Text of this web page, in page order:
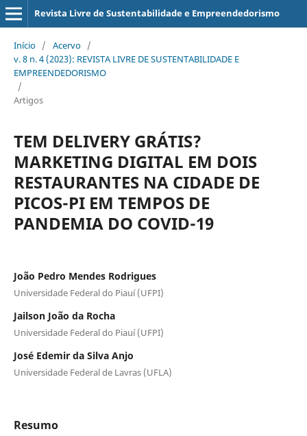
Revista Livre de Sustentabilidade e Empreendedorismo
Início / Acervo /
v. 8 n. 4 (2023): REVISTA LIVRE DE SUSTENTABILIDADE E
EMPREENDEDORISMO
/
Artigos
TEM DELIVERY GRÁTIS?
MARKETING DIGITAL EM DOIS
RESTAURANTES NA CIDADE DE
PICOS-PI EM TEMPOS DE
PANDEMIA DO COVID-19
João Pedro Mendes Rodrigues
Universidade Federal do Piauí (UFPI)
Jailson João da Rocha
Universidade Federal do Piauí (UFPI)
José Edemir da Silva Anjo
Universidade Federal de Lavras (UFLA)
Resumo